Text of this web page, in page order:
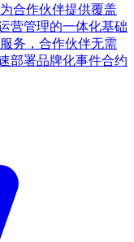
合作伙伴提供覆盖
营管理的一体化基础
务，合作伙伴无需
部署品牌化事件合约